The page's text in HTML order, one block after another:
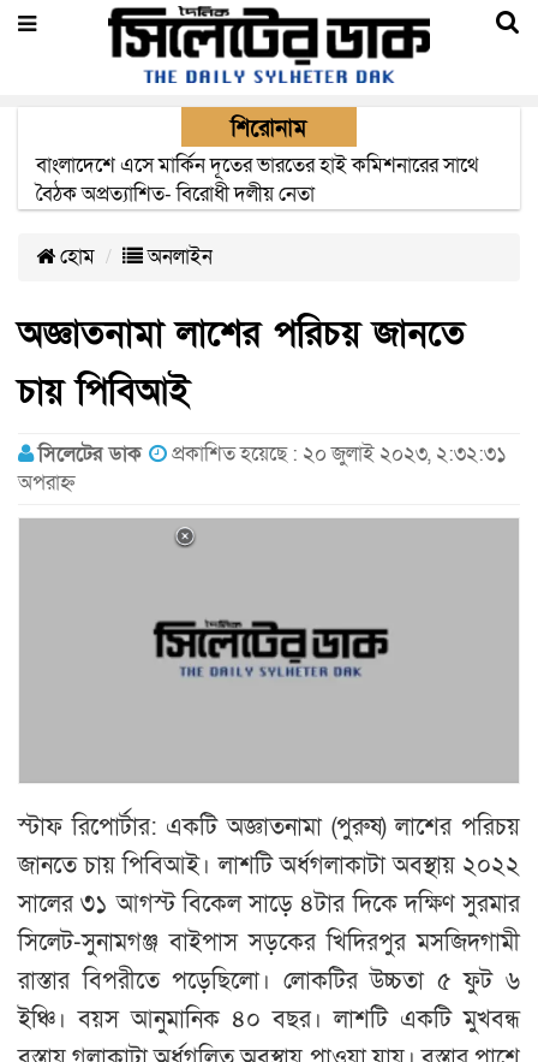
শিরোনাম
বাংলাদেশে এসে মার্কিন দূতের ভারতের হাই কমিশনারের সাথে
বৈঠক অপ্রত্যাশিত- বিরোধী দলীয় নেতা
হোম অনলাইন
অজ্ঞাতনামা লাশের পরিচয় জানতে
চায় পিবিআই
সিলেটের ডাক
প্রকাশিত হয়েছে : ২০ জুলাই ২০২৩, ২:৩২:৩১
অপরাহ্ন
স্টাফ রিপোর্টার: একটি অজ্ঞাতনামা (পুরুষ) লাশের পরিচয়
জানতে চায় পিবিআই। লাশটি অর্ধগলাকাটা অবস্থায় ২০২২
সালের ৩১ আগস্ট বিকেল সাড়ে ৪টার দিকে দক্ষিণ সুরমার
সিলেট-সুনামগঞ্জ বাইপাস সড়কের খিদিরপুর মসজিদগামী
রাস্তার বিপরীতে পড়েছিলো। লোকটির উচ্চতা ৫ ফুট ৬
ইঞ্চি। বয়স আনুমানিক ৪০ বছর। লাশটি একটি মুখবন্ধ